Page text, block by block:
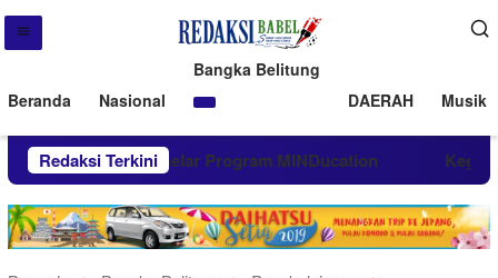
Beranda Nasional
Bangka Belitung
DAERAH
Musik
Redaksi Terkini
MIND ID Gelar Program MINDucation Kegiatan